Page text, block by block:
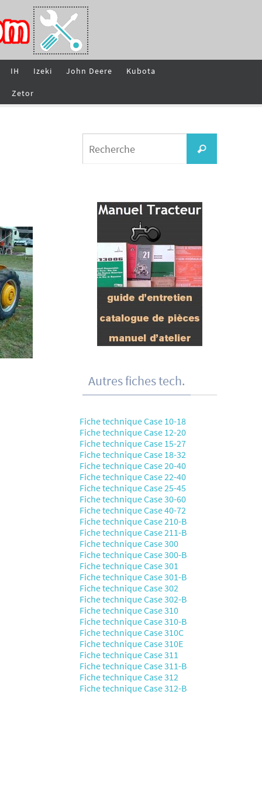
IH Izeki John Deere Kubota
Zetor
Recherche
Autres fiches tech.
Fiche technique Case 10-18
Fiche technique Case 12-20
Fiche technique Case 15-27
Fiche technique Case 18-32
Fiche technique Case 20-40
Fiche technique Case 22-40
Fiche technique Case 25-45
Fiche technique Case 30-60
Fiche technique Case 40-72
Fiche technique Case 210-B
Fiche technique Case 211-B
Fiche technique Case 300
Fiche technique Case 300-B
Fiche technique Case 301
Fiche technique Case 301-B
Fiche technique Case 302
Fiche technique Case 302-B
Fiche technique Case 310
Fiche technique Case 310-B
Fiche technique Case 310C
Fiche technique Case 310E
Fiche technique Case 311
Fiche technique Case 311-B
Fiche technique Case 312
Fiche technique Case 312-B